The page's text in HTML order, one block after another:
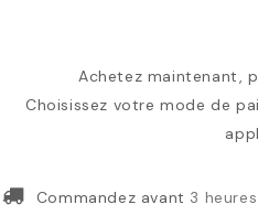
Achetez maintenant,
Choisissez votre mode de
Commandez avant 3